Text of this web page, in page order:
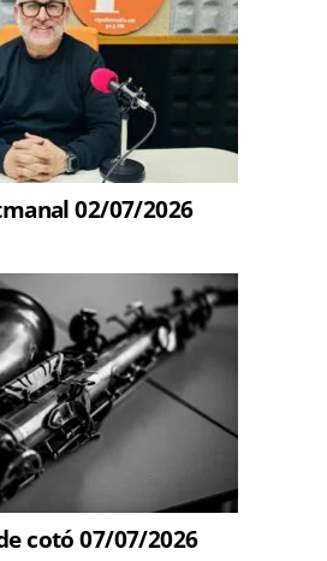
02/07/2026
cotó 07/07/2026